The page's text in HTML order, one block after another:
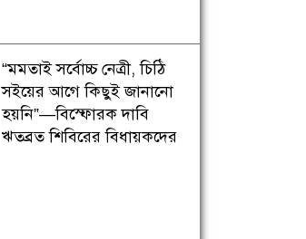
“মমতাই সর্বোচ্চ নেত্রী, চিঠি
সইয়ের আগে কিছুই জানানো
হয়নি”—বিস্ফোরক দাবি
ঋতব্রত শিবিরের বিধায়কদের